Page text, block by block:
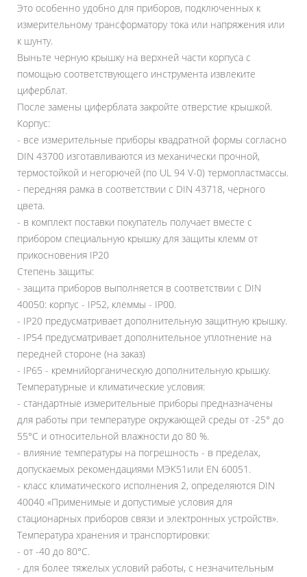
Это особенно удобно для приборов, подключенных к
измерительному трансформатору тока или напряжения или
к шунту.
Выньте черную крышку на верхней части корпуса с
помощью соответствующего инструмента извлеките
циферблат.
После замены циферблата закройте отверстие крышкой.
Корпус:
- все измерительные приборы квадратной формы согласно
DIN 43700 изготавливаются из механически прочной,
термостойкой и негорючей (по UL 94 V-0) термопластмассы.
- передняя рамка в соответствии с DIN 43718, черного
цвета.
- в комплект поставки покупатель получает вместе с
прибором специальную крышку для защиты клемм от
прикосновения IP20
Степень защиты:
- защита приборов выполняется в соответствии с DIN
40050: корпус - IP52, клеммы - IP00.
- IP20 предусматривает дополнительную защитную крышку.
- IP54 предусматривает дополнительное уплотнение на
передней стороне (на заказ)
- IP65 - кремнийорганическую дополнительную крышку.
Температурные и климатические условия:
- стандартные измерительные приборы предназначены
для работы при температуре окружающей среды от -25° до
55°C и относительной влажности до 80 %.
- влияние температуры на погрешность - в пределах,
допускаемых рекомендациями МЭК51или EN 60051.
- класс климатического исполнения 2, определяются DIN
40040 «‎Применимые и допустимые условия для
стационарных приборов связи и электронных устройств»‎.
Температура хранения и транспортировки:
- от -40 до 80°C.
- для более тяжелых условий работы, с незначительным